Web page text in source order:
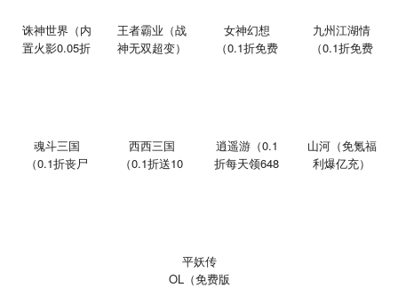
诛神世界（内
置火影0.05折
王者霸业（战
神无双超变）
女神幻想
（0.1折免费
九州江湖情
（0.1折免费
魂斗三国
（0.1折丧尸
西西三国
（0.1折送10
逍遥游（0.1
折每天领648
山河（免氪福
利爆亿充）
平妖传
OL（免费版